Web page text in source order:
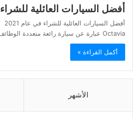
أفضل السيارات العائلية للشراء
Octavia عبارة عن سيارة رائعة متعددة الوظائف تقدم ما…
أكمل القراءة »
الأشهر